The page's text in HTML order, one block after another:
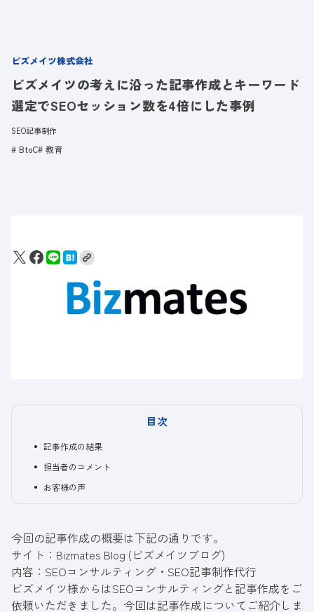
ビズメイツ株式会社
ビズメイツの考えに沿った記事作成とキーワード
選定でSEOセッション数を4倍にした事例
SEO記事制作
BtoC 教育
目次
記事作成の結果
担当者のコメント
お客様の声
今回の記事作成の概要は下記の通りです。
サイト：Bizmates Blog (ビズメイツブログ)
内容： SEOコンサルティング ・ SEO記事制作代行
ビズメイツ様からはSEOコンサルティングと記事作成をご
依頼いただきました。今回は記事作成についてご紹介しま